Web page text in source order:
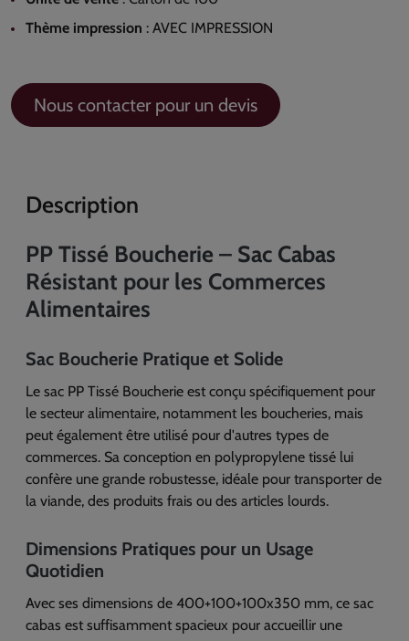
Thème impression : AVEC IMPRESSION
Nous contacter pour un devis
Description
PP Tissé Boucherie – Sac Cabas
Résistant pour les Commerces
Alimentaires
Sac Boucherie Pratique et Solide
Le sac PP Tissé Boucherie est conçu spécifiquement pour
le secteur alimentaire, notamment les boucheries, mais
peut également être utilisé pour d'autres types de
commerces. Sa conception en polypropylene tissé lui
confère une grande robustesse, idéale pour transporter de
la viande, des produits frais ou des articles lourds.
Dimensions Pratiques pour un Usage
Quotidien
Avec ses dimensions de 400+100+100x350 mm, ce sac
cabas est suffisamment spacieux pour accueillir une